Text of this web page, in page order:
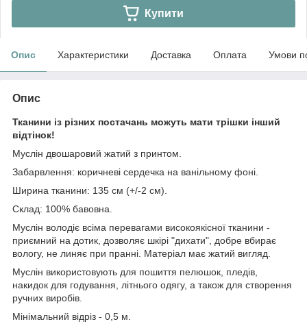
Купити
Опис Характеристики Доставка Оплата Умови
Опис
Тканини із різних постачань можуть мати трішки інший
відтінок!
Муслін двошаровий жатий з принтом.
Забарвлення: коричневі сердечка на ванільному фоні.
Ширина тканини: 135 см (+/-2 см).
Склад: 100% бавовна.
Муслін володіє всіма перевагами високоякісної тканини -
приємний на дотик, дозволяє шкірі "дихати", добре вбирає
вологу, не линяє при пранні. Матеріал має жатий вигляд.
Муслін використовують для пошиття пелюшок, пледів,
накидок для годування, літнього одягу, а також для створення
ручних виробів.
Мінімальний відріз - 0,5 м.